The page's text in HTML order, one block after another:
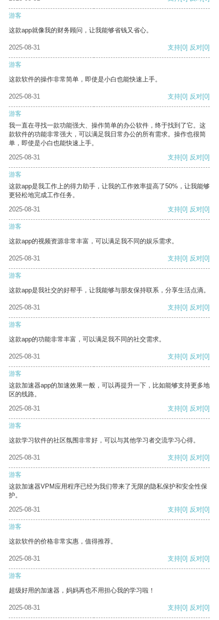
游客
这款app就像我的财务顾问，让我能够省钱又省心。
2025-08-31 支持[0] 反对[0]
游客
这款软件的操作非常简单，即使是小白也能快速上手。
2025-08-31 支持[0] 反对[0]
游客
我一直在寻找一款功能强大、操作简单的办公软件，终于找到了它。这
款软件的功能非常强大，可以满足我日常办公的所有需求。操作也很简
单，即使是小白也能快速上手。
2025-08-31
支持[0] 反对[0]
游客
这款app是我工作上的得力助手，让我的工作效率提高了50%，让我能够
更轻松地完成工作任务。
2025-08-31
支持[0] 反对[0]
游客
这款app的视频资源非常丰富，可以满足我不同的娱乐需求。
2025-08-31 支持[0] 反对[0]
游客
这款app是我社交的好帮手，让我能够与朋友保持联系，分享生活点滴。
2025-08-31 支持[0] 反对[0]
游客
这款app的功能非常丰富，可以满足我不同的社交需求。
2025-08-31 支持[0] 反对[0]
游客
这款加速器app的加速效果一般，可以再提升一下，比如能够支持更多地
区的线路。
2025-08-31
支持[0] 反对[0]
游客
这款学习软件的社区氛围非常好，可以与其他学习者交流学习心得。
2025-08-31 支持[0] 反对[0]
游客
这款加速器VPM应用程序已经为我们带来了无限的隐私保护和安全性保
护。
2025-08-31
支持[0] 反对[0]
游客
这款软件的价格非常实惠，值得推荐。
2025-08-31 支持[0] 反对[0]
游客
超级好用的加速器，妈妈再也不用担心我的学习啦！
2025-08-31 支持[0] 反对[0]